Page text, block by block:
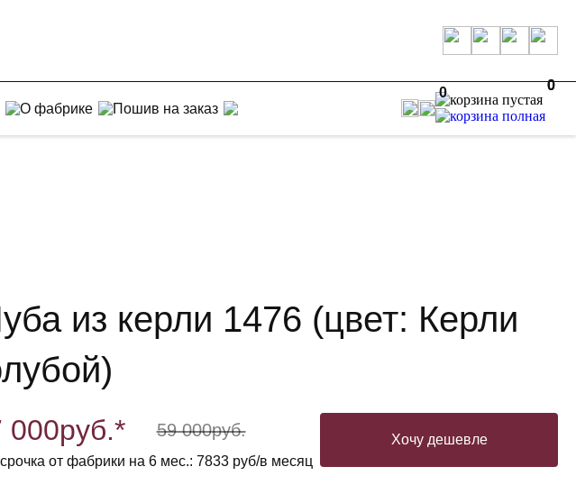
О фабрике Пошив на заказ
0 0
0
из керли 1476 (цвет: Керли
000руб.* 59 000руб.
от фабрики на 6 мес.: 7833 руб/в месяц
Хочу дешевле